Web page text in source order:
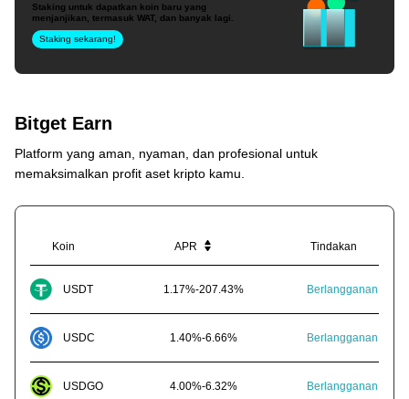
Staking untuk dapatkan koin baru yang
menjanjikan, termasuk WAT, dan banyak lagi.
Staking sekarang!
Bitget Earn
Platform yang aman, nyaman, dan profesional untuk
memaksimalkan profit aset kripto kamu.
Koin APR Tindakan
USDT 1.17%-207.43% Berlangganan
USDC 1.40%-6.66% Berlangganan
USDGO 4.00%-6.32% Berlangganan